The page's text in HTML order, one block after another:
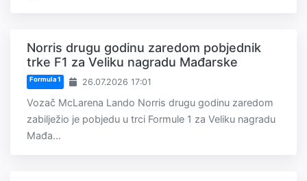
Norris drugu godinu zaredom pobjednik
trke F1 za Veliku nagradu Mađarske
Formula 1 26.07.2026 17:01
Vozač McLarena Lando Norris drugu godinu zaredom
zabilježio je pobjedu u trci Formule 1 za Veliku nagradu
Mađa...